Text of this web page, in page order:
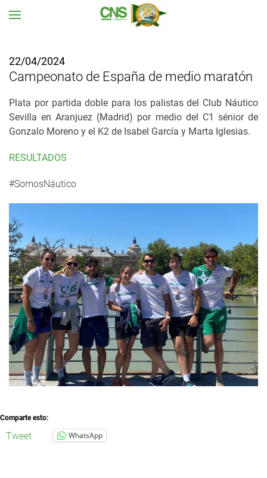
22/04/2024
Campeonato de España de medio maratón
Plata por partida doble para los palistas del Club Náutico
Sevilla en Aranjuez (Madrid) por medio del C1 sénior de
Gonzalo Moreno y el K2 de Isabel García y Marta Iglesias.
RESULTADOS
#SomosNáutico
Comparte esto:
Tweet WhatsApp